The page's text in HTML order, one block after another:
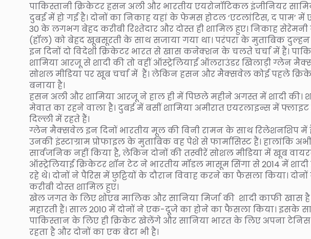
पाकिस्तानी क्रिकेटर हसन अली और भारतीय एयरोनॉटिकल इंजीनियर
दुबई में हो गई है। दोनों का निकाह यहां के फेमस होटल ‘एटलांटिस, द पाम’
30 के लगभग बेहद करीबी रिश्तेदार और दोस्त ही शामिल हुए। निकाह
(हॉल) को बेहद खूबसूरती के साथ सजाया गया था। परंपरा के मुताबिक दुल्हन
इन दिनों दो विदेशी क्रिकेटर भारत से खास कनेक्शन के चलते चर्चा में हैं।
शामिया आरजू से शादी की तो वहीं ऑस्ट्रेलियाई ऑलराउंडर खिलाड़ी ग्लेन
सोशल मीडिया पर खूब चर्चा में हैं। लेकिन हसन और मैक्सवेल कोई पहले
बनाया है।
हसन अली और शामिया आरजू ने हाल ही में पिछले महीने अगस्त में शादी की।
मेवात का रहने वाला है। दुबई में बसीं शामिया अमीरात एयरलाइन्स में
दिल्ली में रहते हैं।
ग्लेन मैक्सवेल इन दिनों भारतीय मूल की विनी रामन के साथ रिलेशनशिप में
उनकी इंस्टाग्राम प्रोफाइल के मुताबिक वह पेशे से फार्मासिस्ट हैं। हालांकि
सार्वजनिक नहीं किया है, लेकिन दोनों की तस्वीरें सोशल मीडिया में खूब
ऑस्ट्रेलियाई क्रिकेटर शॉन टेट ने भारतीय मॉडल मासूम सिंगा से 2014 में
रहे थे। दोनों ने पैरिस में छुट्टियों के दौरान विवाह करने का फैसला किया।
करीबी दोस्त शामिल हुए।
खेल जगत के लिए शोएब मालिक और सानिया मिर्जा की शादी काफी खास
महारती हैं। साल 2010 में दोनों ने एक-दूजे का होने का फैसला किया। इसके
पाकिस्तान के लिए ही क्रिकेट खेलेंगे और सानिया भारत के लिए अपना
रहता है और दोनों का एक बेटा भी है।